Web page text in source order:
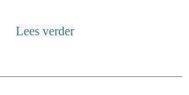
Lees verder